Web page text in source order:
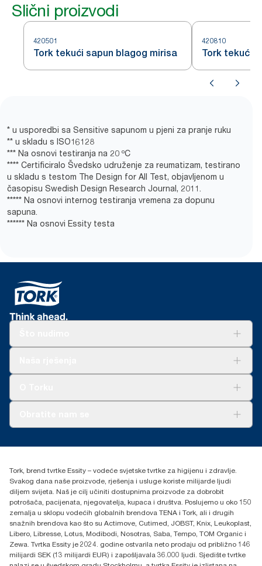
Slični proizvodi
420501
Tork tekući sapun blagog mirisa
420810
Tork tekući
* u usporedbi sa Sensitive sapunom u pjeni za pranje ruku
** u skladu s ISO16128
*** Na osnovi testiranja na 20 ºC
**** Certificiralo Švedsko udruženje za reumatizam, testirano
u skladu s testom The Design for All Test, objavljenom u
časopisu Swedish Design Research Journal, 2011.
***** Na osnovi internog testiranja vremena za dopunu
sapuna.
****** Na osnovi Essity testa
+385 913 900 004
H-1021 Budapest
Budakeszi út 51.
Tork, brend tvrtke Essity – vodeće svjetske tvrtke za higijenu i zdravlje.
Svakog dana naše proizvode, rješenja i usluge koriste milijarde ljudi
diljem svijeta. Naš je cilj učiniti dostupnima proizvode za dobrobit
potrošača, pacijenata, njegovatelja, kupaca i društva. Poslujemo u oko 150
zemalja u sklopu vodećih globalnih brendova TENA i Tork, ali i drugih
snažnih brendova kao što su Actimove, Cutimed, JOBST, Knix, Leukoplast,
Libero, Libresse, Lotus, Modibodi, Nosotras, Saba, Tempo, TOM Organic i
Zewa. Tvrtka Essity je 2024. godine ostvarila neto prodaju od približno 146
milijardi SEK (13 milijardi EUR) i zapošljavala 36.000 ljudi. Sjedište tvrtke